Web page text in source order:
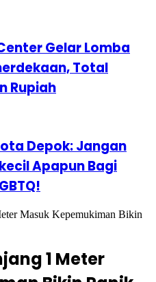
Gelar Lomba
Total
Rupiah
Depok: Jangan
Apapun Bagi
Masuk Kepemukiman Bikin
1 Meter